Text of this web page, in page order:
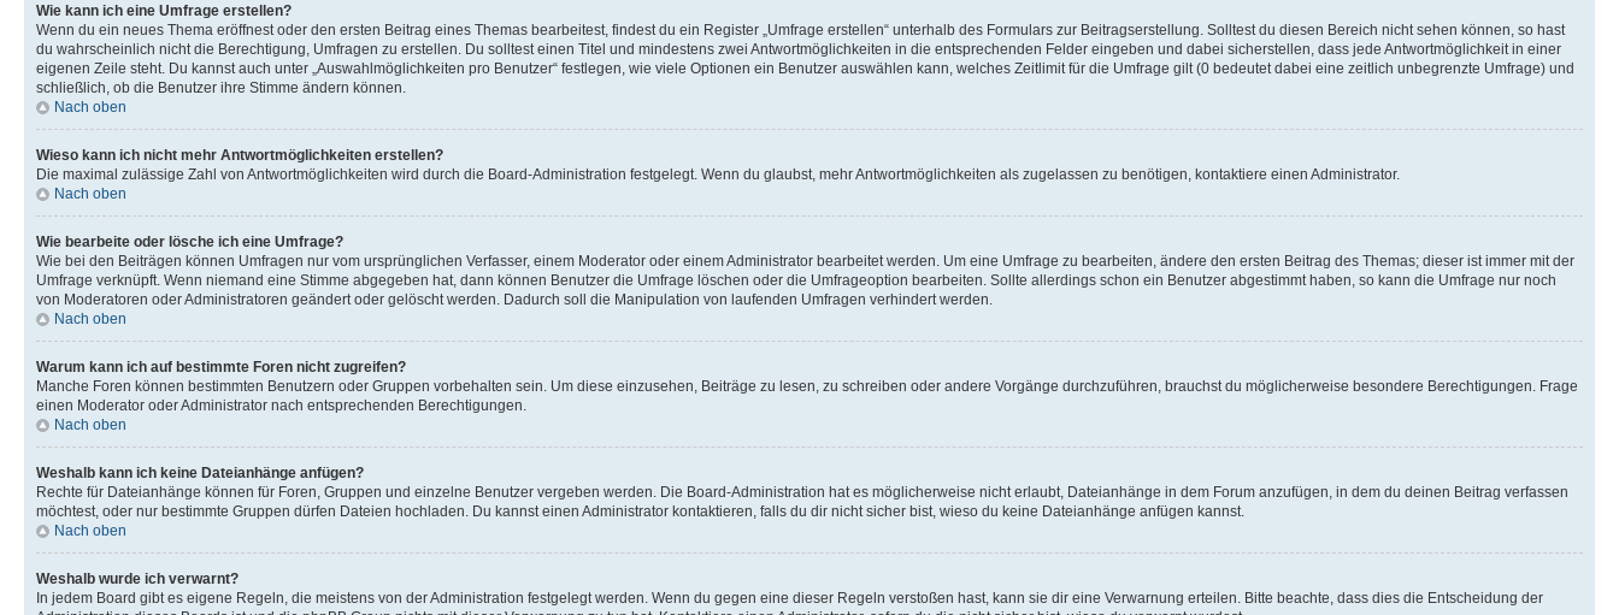
Wie kann ich eine Umfrage erstellen?
Wenn du ein neues Thema eröffnest oder den ersten Beitrag eines Themas bearbeitest, findest du ein Register „Umfrage erstellen“ unterhalb des Formulars zur Beitragserstellung. Solltest du diesen Bereich nicht sehen können, so hast
du wahrscheinlich nicht die Berechtigung, Umfragen zu erstellen. Du solltest einen Titel und mindestens zwei Antwortmöglichkeiten in die entsprechenden Felder eingeben und dabei sicherstellen, dass jede Antwortmöglichkeit in einer
eigenen Zeile steht. Du kannst auch unter „Auswahlmöglichkeiten pro Benutzer“ festlegen, wie viele Optionen ein Benutzer auswählen kann, welches Zeitlimit für die Umfrage gilt (0 bedeutet dabei eine zeitlich unbegrenzte Umfrage) und
schließlich, ob die Benutzer ihre Stimme ändern können.
Nach oben
Wieso kann ich nicht mehr Antwortmöglichkeiten erstellen?
Die maximal zulässige Zahl von Antwortmöglichkeiten wird durch die Board-Administration festgelegt. Wenn du glaubst, mehr Antwortmöglichkeiten als zugelassen zu benötigen, kontaktiere einen Administrator.
Nach oben
Wie bearbeite oder lösche ich eine Umfrage?
Wie bei den Beiträgen können Umfragen nur vom ursprünglichen Verfasser, einem Moderator oder einem Administrator bearbeitet werden. Um eine Umfrage zu bearbeiten, ändere den ersten Beitrag des Themas; dieser ist immer mit der
Umfrage verknüpft. Wenn niemand eine Stimme abgegeben hat, dann können Benutzer die Umfrage löschen oder die Umfrageoption bearbeiten. Sollte allerdings schon ein Benutzer abgestimmt haben, so kann die Umfrage nur noch
von Moderatoren oder Administratoren geändert oder gelöscht werden. Dadurch soll die Manipulation von laufenden Umfragen verhindert werden.
Nach oben
Warum kann ich auf bestimmte Foren nicht zugreifen?
Manche Foren können bestimmten Benutzern oder Gruppen vorbehalten sein. Um diese einzusehen, Beiträge zu lesen, zu schreiben oder andere Vorgänge durchzuführen, brauchst du möglicherweise besondere Berechtigungen. Frage
einen Moderator oder Administrator nach entsprechenden Berechtigungen.
Nach oben
Weshalb kann ich keine Dateianhänge anfügen?
Rechte für Dateianhänge können für Foren, Gruppen und einzelne Benutzer vergeben werden. Die Board-Administration hat es möglicherweise nicht erlaubt, Dateianhänge in dem Forum anzufügen, in dem du deinen Beitrag verfassen
möchtest, oder nur bestimmte Gruppen dürfen Dateien hochladen. Du kannst einen Administrator kontaktieren, falls du dir nicht sicher bist, wieso du keine Dateianhänge anfügen kannst.
Nach oben
Weshalb wurde ich verwarnt?
In jedem Board gibt es eigene Regeln, die meistens von der Administration festgelegt werden. Wenn du gegen eine dieser Regeln verstoßen hast, kann sie dir eine Verwarnung erteilen. Bitte beachte, dass dies die Entscheidung der